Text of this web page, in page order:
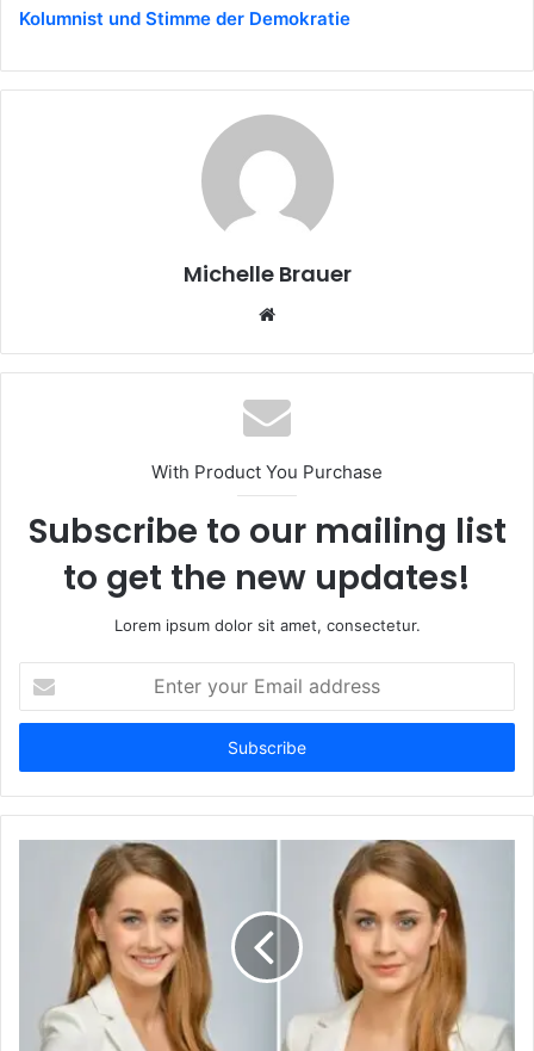
Kolumnist und Stimme der Demokratie
Michelle Brauer
Website
With Product You Purchase
Subscribe to our mailing list
to get the new updates!
Lorem ipsum dolor sit amet, consectetur.
your
Email